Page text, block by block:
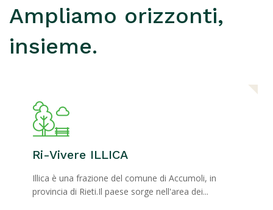
Ampliamo orizzonti,
insieme.
Ri-Vivere ILLICA
Illica è una frazione del comune di Accumoli, in
provincia di Rieti.Il paese sorge nell'area dei...